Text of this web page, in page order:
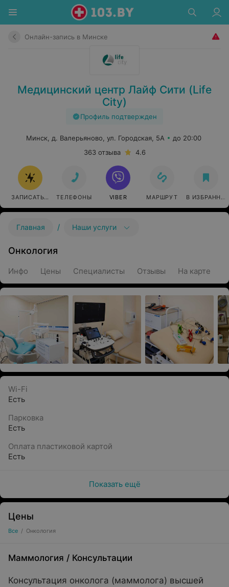
Онлайн-запись в Минске
Медицинский центр Лайф Сити (Life
City)
Профиль подтвержден
Минск, д. Валерьяново, ул. Городская, 5А
до 20:00
363 отзыва
4.6
ЗАПИСАТЬСЯ ОНЛАЙН
ТЕЛЕФОНЫ VIBER МАРШРУТ В ИЗБРАННОЕ
Главная / Наши услуги
Онкология
Инфо Цены Специалисты Отзывы На карте
Wi-Fi
Есть
Парковка
Есть
Оплата пластиковой картой
Есть
Показать ещё
Цены
Все / Онкология
Маммология / Консультации
Консультация онколога (маммолога) высшей